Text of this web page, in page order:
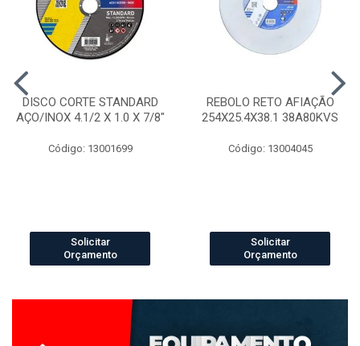
DISCO CORTE STANDARD
AÇO/INOX 4.1/2 X 1.0 X 7/8"
Código: 13001699
Solicitar
Orçamento
REBOLO RETO AFIAÇÃO
254X25.4X38.1 38A80KVS
Código: 13004045
Solicitar
Orçamento